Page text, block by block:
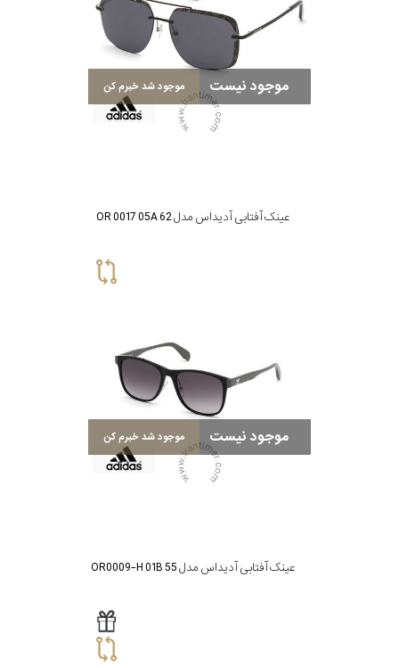
موجود نیست موجود شد خبرم کن
عینک آفتابی آدیداس مدل OR 0017 05A 62
موجود نیست موجود شد خبرم کن
عینک آفتابی آدیداس مدل OR0009-H 01B 55